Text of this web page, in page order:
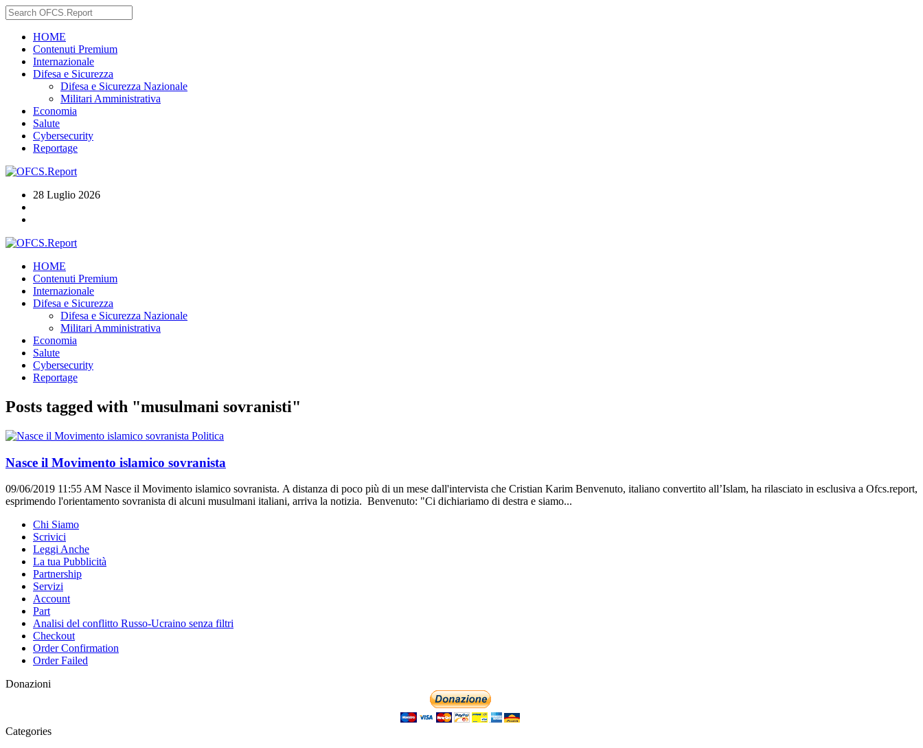
HOME
Contenuti Premium
Internazionale
Difesa e Sicurezza
Difesa e Sicurezza Nazionale
Militari Amministrativa
Economia
Salute
Cybersecurity
Reportage
28 Luglio 2026
HOME
Contenuti Premium
Internazionale
Difesa e Sicurezza
Difesa e Sicurezza Nazionale
Militari Amministrativa
Economia
Salute
Cybersecurity
Reportage
Posts tagged with "musulmani sovranisti"
Politica
Nasce il Movimento islamico sovranista
09/06/2019 11:55 AM Nasce il Movimento islamico sovranista. A distanza di poco più di un mese dall'intervista che Cristian Karim Benvenuto, italiano convertito all’Islam, ha rilasciato in esclusiva a Ofcs.report,
esprimendo l'orientamento sovranista di alcuni musulmani italiani, arriva la notizia. Benvenuto: "Ci dichiariamo di destra e siamo...
Chi Siamo
Scrivici
Leggi Anche
La tua Pubblicità
Partnership
Servizi
Account
Part
Analisi del conflitto Russo-Ucraino senza filtri
Checkout
Order Confirmation
Order Failed
Donazioni
Categories